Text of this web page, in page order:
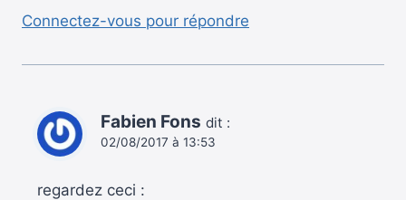
Connectez-vous pour répondre
Fabien Fons dit :
02/08/2017 à 13:53
regardez ceci :